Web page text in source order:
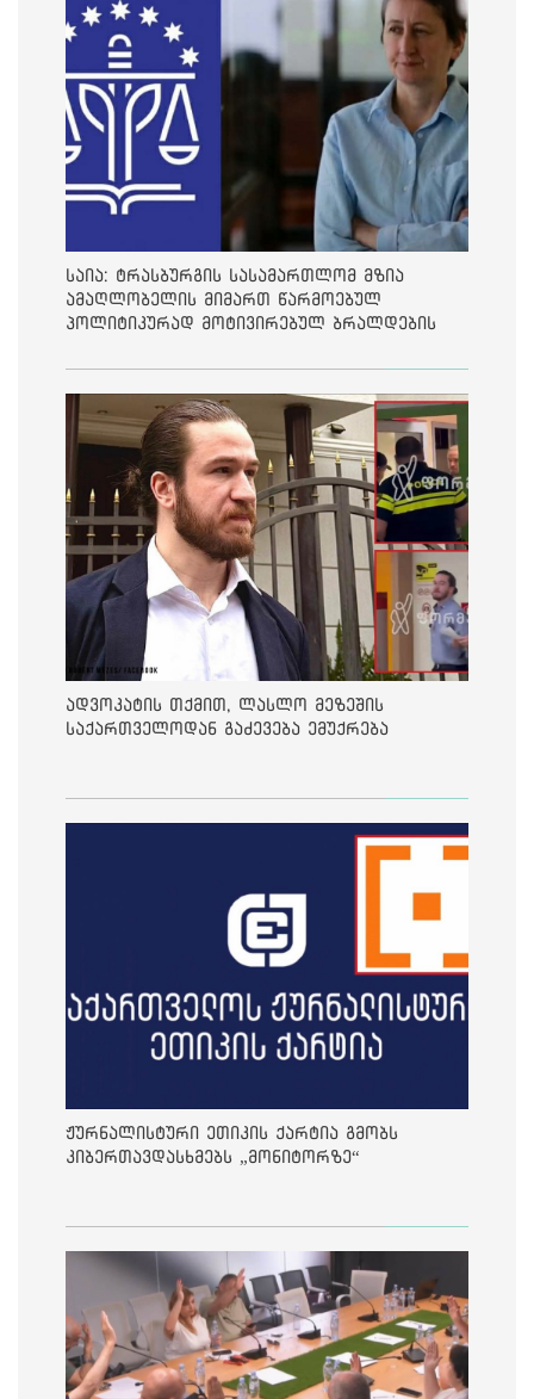
საია: ტრასბურგის სასამართლომ მზია
ამაღლობელის მიმართ წარმოებულ
პოლიტიკურად მოტივირებულ ბრალდების
ადვოკატის თქმით, ლასლო მეზეშის
საქართველოდან გაძევება ემუქრება
ჟურნალისტური ეთიკის ქარტია გმობს
კიბერთავდასხმებს „მონიტორზე“